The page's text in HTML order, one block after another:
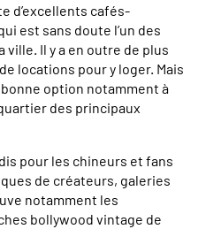
d’excellents cafés-
est sans doute l’un des
ville. Il y a en outre de plus
locations pour y loger. Mais
option notamment à
des principaux
pour les chineurs et fans
de créateurs, galeries
notamment les
bollywood vintage de